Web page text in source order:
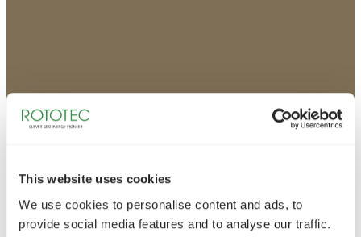
This website uses cookies
We use cookies to personalise content and ads, to
provide social media features and to analyse our traffic.